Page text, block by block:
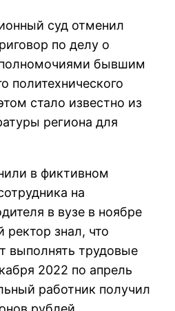
суд отменил
по делу о
бывшим
политехнического
стало известно из
региона для
в фиктивном
на
в вузе в ноябре
знал, что
выполнять трудовые
2022 по апрель
работник получил